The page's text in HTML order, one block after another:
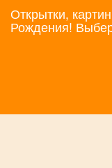
Открытки,
Рождения!